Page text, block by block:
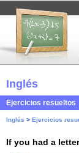
Inglés
Ejercicios resueltos
Inglés > Ejercicios
If you had a